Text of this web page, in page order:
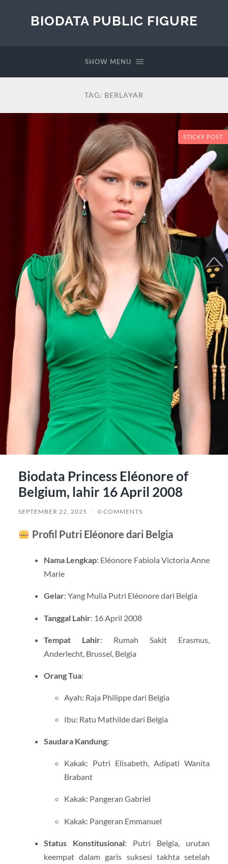
BIODATA PUBLIC FIGURE
SHOW MENU
TAG: BERLAYAR
STICKY POST
Biodata Princess Eléonore of
Belgium, lahir 16 April 2008
SEPTEMBER 22, 2025 / 0 COMMENTS
Profil Putri Eléonore dari Belgia
Nama Lengkap: Eléonore Fabiola Victoria Anne
Marie
Gelar: Yang Mulia Putri Eléonore dari Belgia
Tanggal Lahir: 16 April 2008
Tempat Lahir: Rumah Sakit Erasmus,
Anderlecht, Brussel, Belgia
Orang Tua:
Ayah: Raja Philippe dari Belgia
Ibu: Ratu Mathilde dari Belgia
Saudara Kandung:
Kakak: Putri Elisabeth, Adipati Wanita
Brabant
Kakak: Pangeran Gabriel
Kakak: Pangeran Emmanuel
Status Konstitusional: Putri Belgia, urutan
keempat dalam garis suksesi takhta setelah